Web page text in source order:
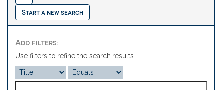
Start a new search
Add filters:
Use filters to refine the search results.